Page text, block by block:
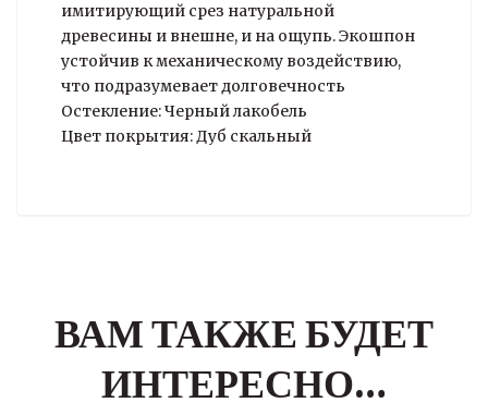
имитирующий срез натуральной
древесины и внешне, и на ощупь. Экошпон
устойчив к механическому воздействию,
что подразумевает долговечность
Остекление: Черный лакобель
Цвет покрытия: Дуб скальный
ВАМ ТАКЖЕ БУДЕТ
ИНТЕРЕСНО…